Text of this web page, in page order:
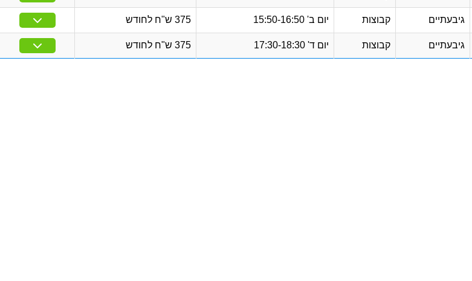
גיבעתיים קבוצות יום ב' 375 ש"ח לחודש
גיבעתיים קבוצות יום ד' 375 ש"ח לחודש